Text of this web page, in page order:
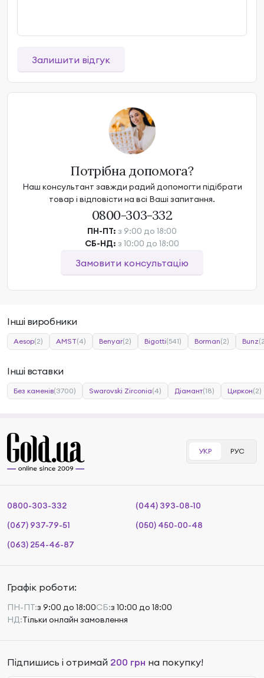
Залишити відгук
Потрібна допомога?
Наш консультант завжди радий допомогти підібрати
товар і відповісти на всі Ваші запитання.
0800-303-332
ПН-ПТ: з 9:00 до 18:00
СБ-НД: з 10:00 до 18:00
Замовити консультацію
Інші виробники
Aesop(2) AMST(4) Benyar(2) Bigotti(541) Borman(2) Bunz
Інші вставки
Без каменів(3700) Swarovski Zirconia(4) Діамант(18) Циркон(2)
УКР РУС
0800-303-332
(044) 393-08-10
(067) 937-79-51
(050) 450-00-48
(063) 254-46-87
Графік роботи:
ПН-ПТ:з 9:00 до 18:00СБ:з 10:00 до 18:00
НД:Тільки онлайн замовлення
Підпишись і отримай 200 грн на покупку!